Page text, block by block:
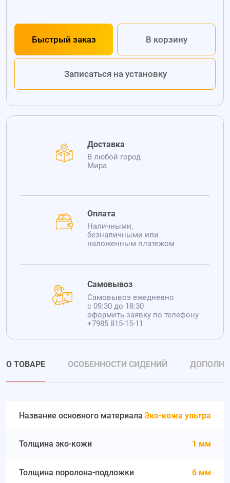
Быстрый заказ В корзину
Записаться на установку
Доставка
В любой город
Мира
Оплата
Наличными,
безналичными или
наложенным платежом
Самовывоз
Самовывоз ежедневно
с 09:30 до 18:30
оформить заявку по телефону
+7985 815-15-11
О ТОВАРЕ ОСОБЕННОСТИ СИДЕНИЙ
Название основного материала Эко-кожа ультра
Толщина эко-кожи 1 мм
Толщина поролона-подложки 6 мм